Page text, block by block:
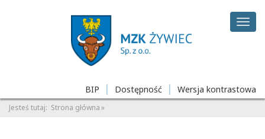
dostępności
do
głównej
treści
do
menu
do
stopki
BIP Dostępność Wersja kontrastowa
Jesteś tutaj: Strona główna